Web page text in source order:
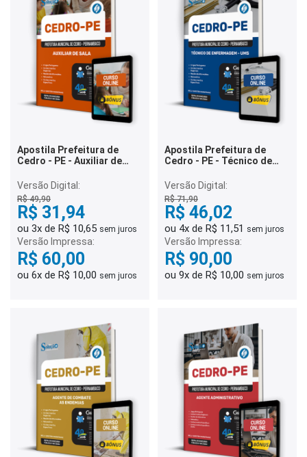
Apostila Prefeitura de
Cedro - PE - Auxiliar de
Versão Digital:
R$ 49,90
R$ 31,94
ou 3x de R$ 10,65 sem juros
Versão Impressa:
R$ 60,00
ou 6x de R$ 10,00 sem juros
Apostila Prefeitura de
Cedro - PE - Técnico de
Versão Digital:
R$ 71,90
R$ 46,02
ou 4x de R$ 11,51 sem juros
Versão Impressa:
R$ 90,00
ou 9x de R$ 10,00 sem juros